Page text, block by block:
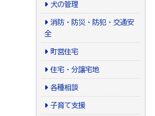
犬の管理
消防・防災・防犯・交通安
全
町営住宅
住宅・分譲宅地
各種相談
子育て支援